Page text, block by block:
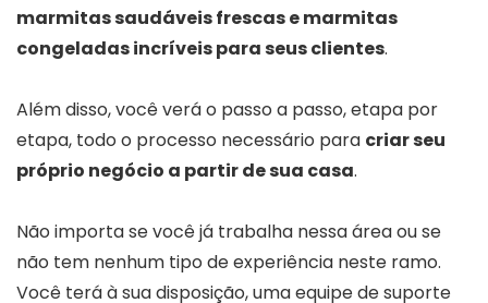
marmitas saudáveis frescas e marmitas
congeladas incríveis para seus clientes.
Além disso, você verá o passo a passo, etapa por
etapa, todo o processo necessário para criar seu
próprio negócio a partir de sua casa.
Não importa se você já trabalha nessa área ou se
não tem nenhum tipo de experiência neste ramo.
Você terá à sua disposição, uma equipe de suporte